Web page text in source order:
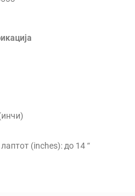
(inches): до 14 “